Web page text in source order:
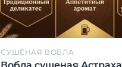
СУШЁНАЯ ВОБЛА